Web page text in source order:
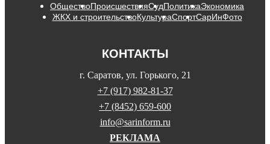
ОбществоПроисшествияСудПолитикаЭкономика
ЖКХ и строительствоКультураСпортСарИнФото
КОНТАКТЫ
г. Саратов, ул. Горького, 21
+7 (917) 982-81-37
+7 (8452) 659-600
info@sarinform.ru
РЕКЛАМА